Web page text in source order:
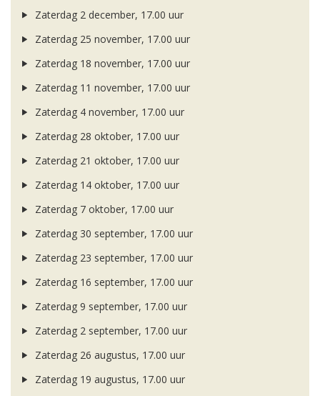
Zaterdag 2 december, 17.00 uur
Zaterdag 25 november, 17.00 uur
Zaterdag 18 november, 17.00 uur
Zaterdag 11 november, 17.00 uur
Zaterdag 4 november, 17.00 uur
Zaterdag 28 oktober, 17.00 uur
Zaterdag 21 oktober, 17.00 uur
Zaterdag 14 oktober, 17.00 uur
Zaterdag 7 oktober, 17.00 uur
Zaterdag 30 september, 17.00 uur
Zaterdag 23 september, 17.00 uur
Zaterdag 16 september, 17.00 uur
Zaterdag 9 september, 17.00 uur
Zaterdag 2 september, 17.00 uur
Zaterdag 26 augustus, 17.00 uur
Zaterdag 19 augustus, 17.00 uur